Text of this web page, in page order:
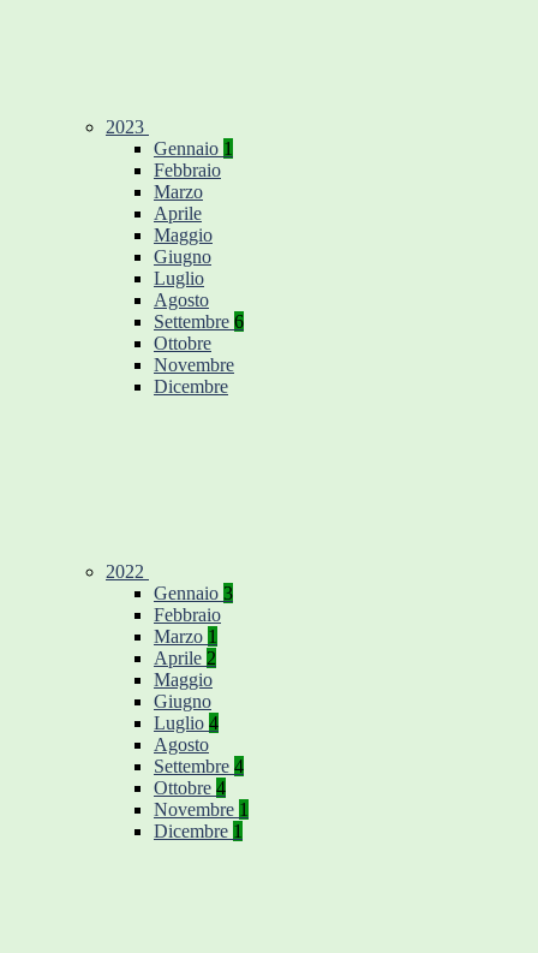
2023
Gennaio 1
Febbraio
Marzo
Aprile
Maggio
Giugno
Luglio
Agosto
Settembre 6
Ottobre
Novembre
Dicembre
2022
Gennaio 3
Febbraio
Marzo 1
Aprile 2
Maggio
Giugno
Luglio 4
Agosto
Settembre 4
Ottobre 4
Novembre 1
Dicembre 1